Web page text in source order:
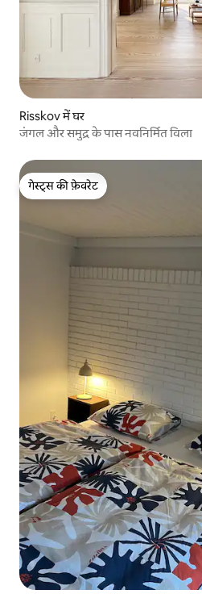
Risskov में घर
जंगल और समुद्र के पास नवनिर्मित विला
गेस्ट्स की फ़ेवरेट
गेस्ट्स की फ़ेवरेट